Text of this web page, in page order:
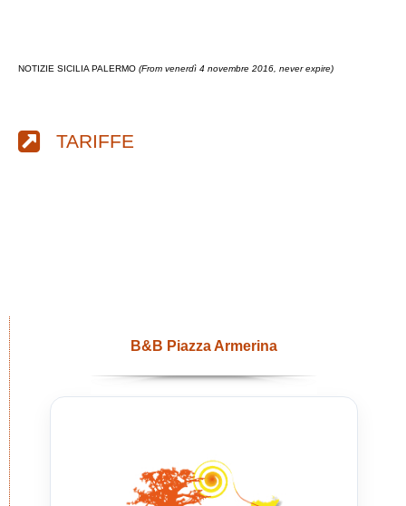
NOTIZIE SICILIA PALERMO (From venerdì 4 novembre 2016, never expire)
TARIFFE
B&B Piazza Armerina